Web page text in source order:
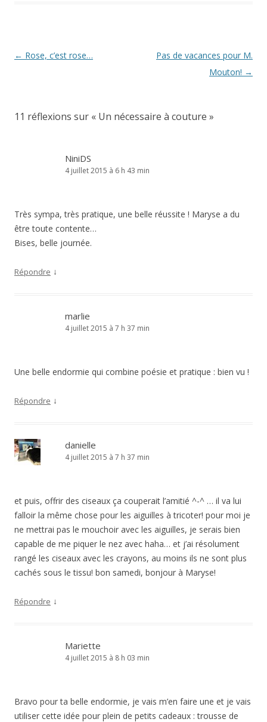
Navigation
← Rose, c’est rose…
Pas de vacances pour M.
Mouton! →
11 réflexions sur « Un nécessaire à couture »
NiniDS
4 juillet 2015 à 6 h 43 min
Très sympa, très pratique, une belle réussite ! Maryse a du
être toute contente…
Bises, belle journée.
Répondre ↓
marlie
4 juillet 2015 à 7 h 37 min
Une belle endormie qui combine poésie et pratique : bien vu !
Répondre ↓
danielle
4 juillet 2015 à 7 h 37 min
et puis, offrir des ciseaux ça couperait l’amitié ^-^ … il va lui
falloir la même chose pour les aiguilles à tricoter! pour moi je
ne mettrai pas le mouchoir avec les aiguilles, je serais bien
capable de me piquer le nez avec haha… et j’ai résolument
rangé les ciseaux avec les crayons, au moins ils ne sont plus
cachés sous le tissu! bon samedi, bonjour à Maryse!
Répondre ↓
Mariette
4 juillet 2015 à 8 h 03 min
Bravo pour ta belle endormie, je vais m’en faire une et je vais
utiliser cette idée pour plein de petits cadeaux : trousse de